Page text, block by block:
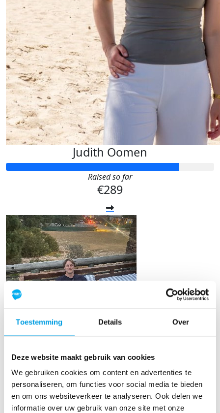
Toestemming Details Over
Deze website maakt gebruik van cookies
We gebruiken cookies om content en advertenties te
personaliseren, om functies voor social media te bieden
en om ons websiteverkeer te analyseren. Ook delen we
informatie over uw gebruik van onze site met onze
Judith Oomen
Raised so far
€289
Kay Melissen
Raised so far
€351